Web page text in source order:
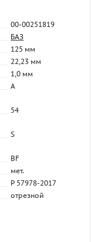
00-00251819
БАЗ
125 мм
22,23 мм
1,0 мм
A
54
S
BF
мет.
Р 57978-2017
отрезной